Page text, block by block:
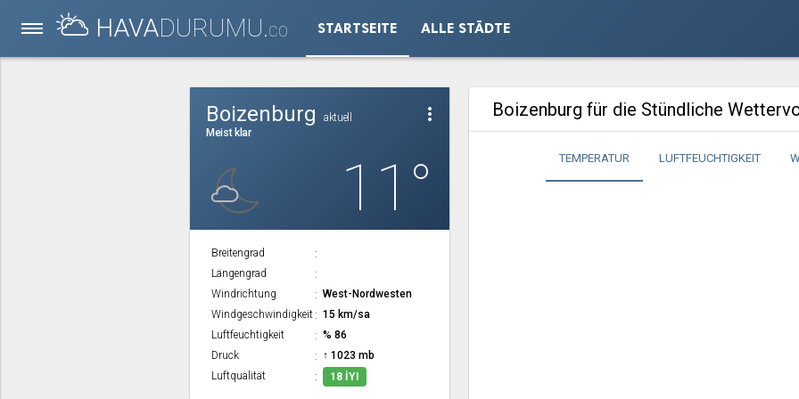
HAVADURUMU.CO STARTSEITE ALLE STÄDTE
more_vert
Boizenburg
aktuell
Meist klar
11°
Breitengrad
Längengrad
Windrichtung
West-Nordwesten
Windgeschwindigkeit
15 km/sa
Luftfeuchtigkeit
% 86
Druck
↑ 1023 mb
Luftqualität
18 İYI
Boizenburg für die Stündliche
TEMPERATUR LUFTFEUCHTIGKEIT